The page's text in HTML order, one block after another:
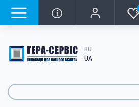
RU
UA